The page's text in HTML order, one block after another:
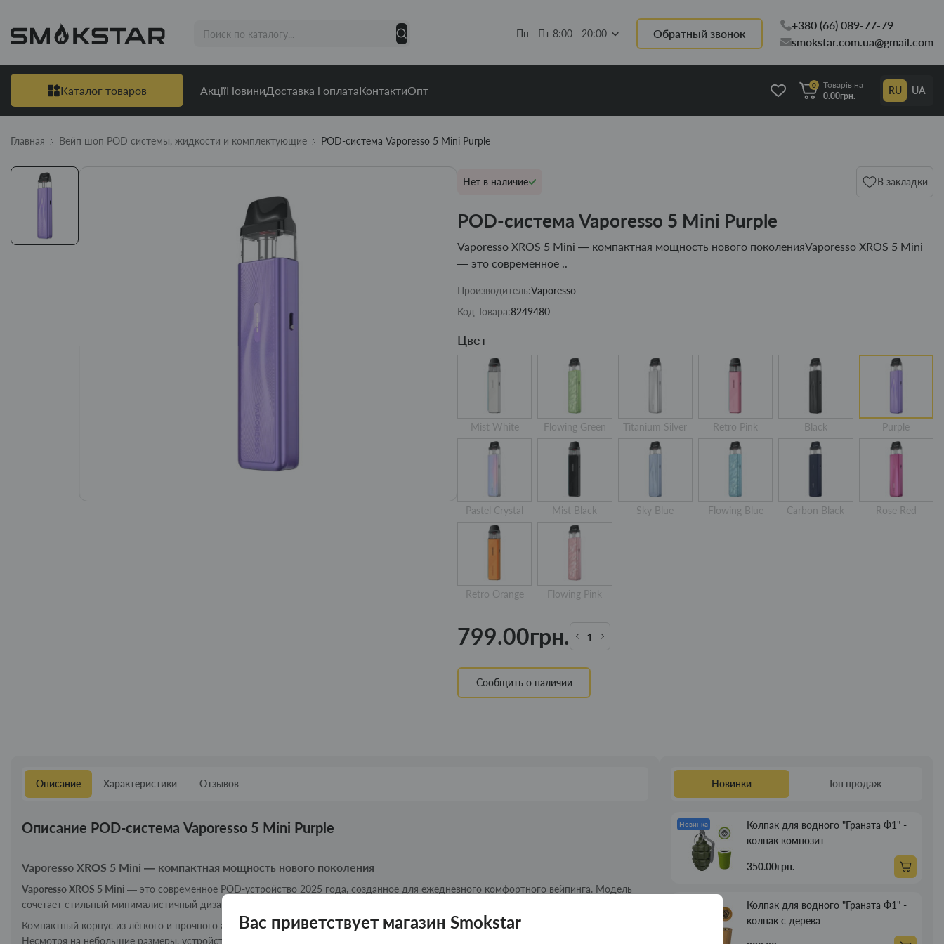
Вас приветствует магазин Smokstar
Пн - Пт 8:00 - 20:00 Обратный звонок
+380 (66) 089-77-79
smokstar.com.ua@gmail.com
Каталог товаров АкціїНовиниДоставка і оплатаКонтактиОпт 0
Товарів на
0.00грн.
RU UA
Главная Вейп шоп POD системы, жидкости и комплектующие POD-система Vaporesso 5 Mini Purple
Нет в наличие В закладки
POD-система Vaporesso 5 Mini Purple
Vaporesso XROS 5 Mini — компактная мощность нового поколенияVaporesso XROS 5 Mini
— это современное ..
Производитель:Vaporesso
Код Товара:8249480
Цвет
Mist White Flowing Green Titanium Silver Retro Pink Black Purple
Pastel Crystal Mist Black Sky Blue Flowing Blue Carbon Black Rose Red
Retro Orange Flowing Pink
799.00грн.
Сообщить о наличии
Описание Характеристики Отзывов
Описание POD-система Vaporesso 5 Mini Purple
Vaporesso XROS 5 Mini — компактная мощность нового поколения
Vaporesso XROS 5 Mini — это современное POD-устройство 2025 года, созданное для ежедневного комфортного вейпинга. Модель
сочетает стильный минималистичный дизайн, высокую автономность и передовые технологии передачи вкуса.
Компактный корпус из лёгкого и прочного алюминия (110,5 × 24,2 × 14,1 мм) удобно лежит в руке и легко помещается в кармане.
Несмотря на небольшие размеры, устройство оснащено мощным аккумулятором 1500 мАч, который обеспечивает длительную работу
Новинки Топ продаж
Новинка
Колпак для водного "Граната Ф1" -
колпак композит
350.00грн.
Колпак для водного "Граната Ф1" -
колпак с дерева